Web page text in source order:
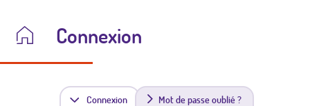
Connexion
Connexion(
Mot de passe oublié ?